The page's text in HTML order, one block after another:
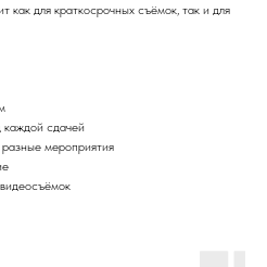
как для краткосрочных съёмок, так и для
каждой сдачей
мероприятия